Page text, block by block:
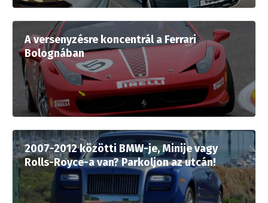
A versenyzésre koncentrál a Ferrari
Bolognában
2007-2012 közötti BMW-je, Minije vagy
Rolls-Royce-a van? Parkoljon az utcán!